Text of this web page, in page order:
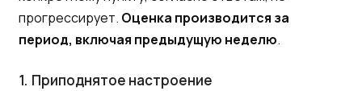
прогрессирует. Оценка производится за
период, включая предыдущую неделю.
1. Приподнятое настроение